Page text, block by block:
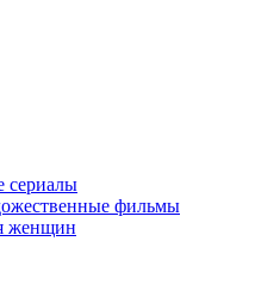
сериалы
фильмы
женщин